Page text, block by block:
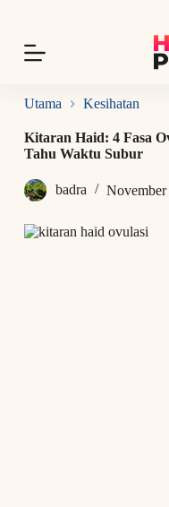
p
o
o
n
n
Utama Kesihatan
Kitaran Haid: 4 Fasa
Tahu Waktu Subur
badra